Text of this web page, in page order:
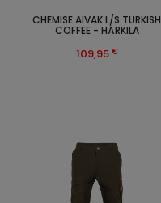
CHEMISE AIVAK L/S TURKISH
COFFEE - HÄRKILA
109,95 €